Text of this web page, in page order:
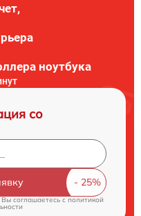
ноутбука
со
Вы соглашаетесь cполитикой